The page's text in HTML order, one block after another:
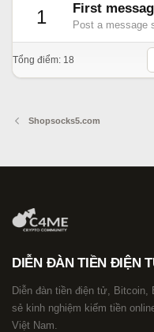
1 First
Post a message
Tổng điểm: 18
Shopsocks5.com
DIỄN ĐÀN TIỀN ĐIỆN
Diễn đàn tiền điện tử, Bitcoin,
sẻ kinh nghiệm kiếm tiền
Việt Nam.